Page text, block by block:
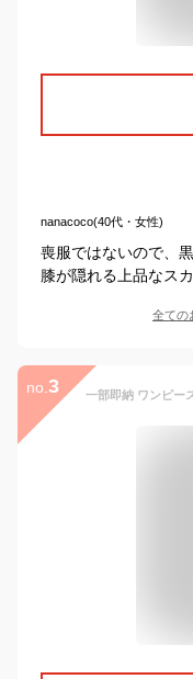
nanacoco(40代・女性)
喪服ではないので、
膝が隠れる上品なス
全ての
no. 3